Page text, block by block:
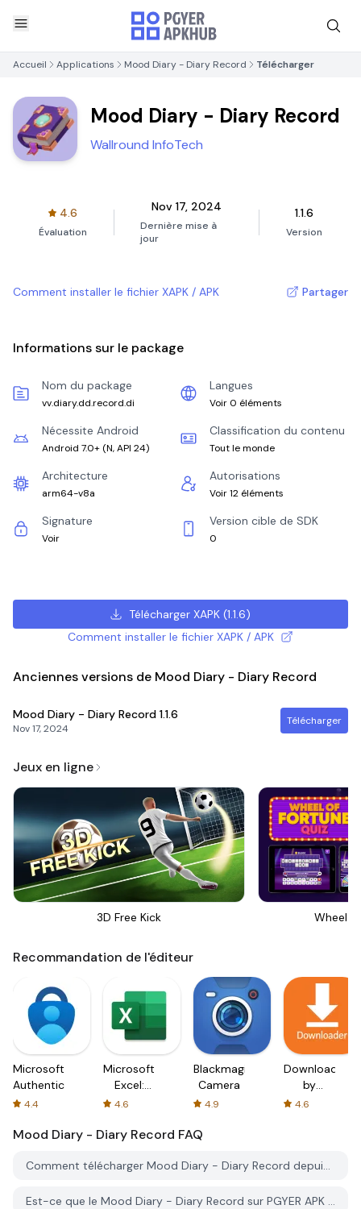
Accueil Applications Mood Diary - Diary Record Télécharger
Mood Diary - Diary Record
Wallround InfoTech
4.6
Évaluation
Nov 17, 2024
Dernière mise à
jour
1.1.6
Version
Comment installer le fichier XAPK / APK Partager
Informations sur le package
Nom du package
vv.diary.dd.record.di
Langues
Voir 0 éléments
Nécessite Android
Android 7.0+ (N, API 24)
Classification du contenu
Tout le monde
Architecture
arm64-v8a
Autorisations
Voir 12 éléments
Signature
Voir
Version cible de SDK
0
Télécharger XAPK (1.1.6)
Comment installer le fichier XAPK / APK
Anciennes versions de Mood Diary - Diary Record
Mood Diary - Diary Record 1.1.6
Nov 17, 2024
Télécharger
Jeux en ligne
3D Free Kick Wheel
Recommandation de l'éditeur
Microsoft
Authenticator
4.4
Microsoft
Excel:
Spreadsheets
4.6
Blackmagic
Camera
4.9
Downloader
by
AFTVnews
4.6
Mood Diary - Diary Record FAQ
Comment télécharger Mood Diary - Diary Record depuis PGYER APK HUB?
Est-ce que le Mood Diary - Diary Record sur PGYER APK HUB est gratuit?